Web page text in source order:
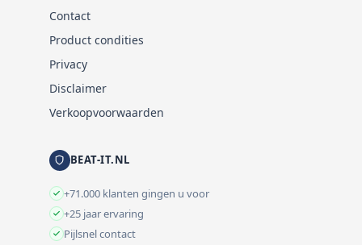
Contact
Product condities
Privacy
Disclaimer
Verkoopvoorwaarden
BEAT-IT.NL
+71.000 klanten gingen u voor
+25 jaar ervaring
Pijlsnel contact